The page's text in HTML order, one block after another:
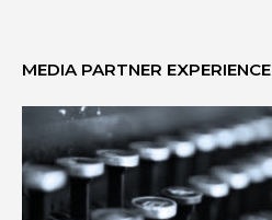
MEDIA PARTNER EXPERIENCE